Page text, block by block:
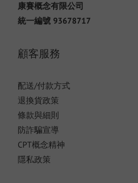
康賽概念有限公司
統一編號 93678717
顧客服務
配送/付款方式
退換貨政策
條款與細則
防詐騙宣導
CPT概念精神
隱私政策